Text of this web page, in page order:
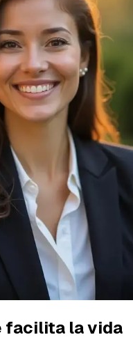
facilita la vida